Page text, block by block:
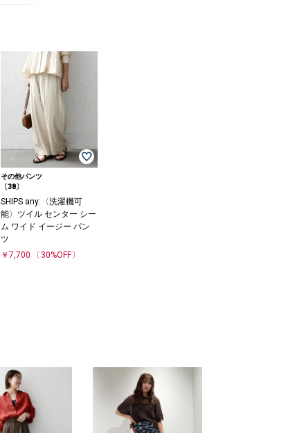
その他パンツ
〔38〕
SHIPS any:〈洗濯機可
能〉ツイル センター シー
ム ワイド イージー パン
ツ
￥7,700
〔30%OFF〕